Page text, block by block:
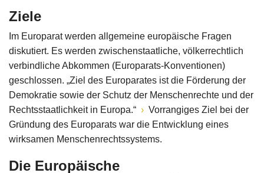
Ziele
Im Europarat werden allgemeine europäische Fragen
diskutiert. Es werden zwischenstaatliche, völkerrechtlich
verbindliche Abkommen (Europarats-Konventionen)
geschlossen. „Ziel des Europarates ist die Förderung der
Demokratie sowie der Schutz der Menschenrechte und der
Rechtsstaatlichkeit in Europa.“
Vorrangiges Ziel bei der
Gründung des Europarats war die Entwicklung eines
wirksamen Menschenrechtssystems.
Die Europäische